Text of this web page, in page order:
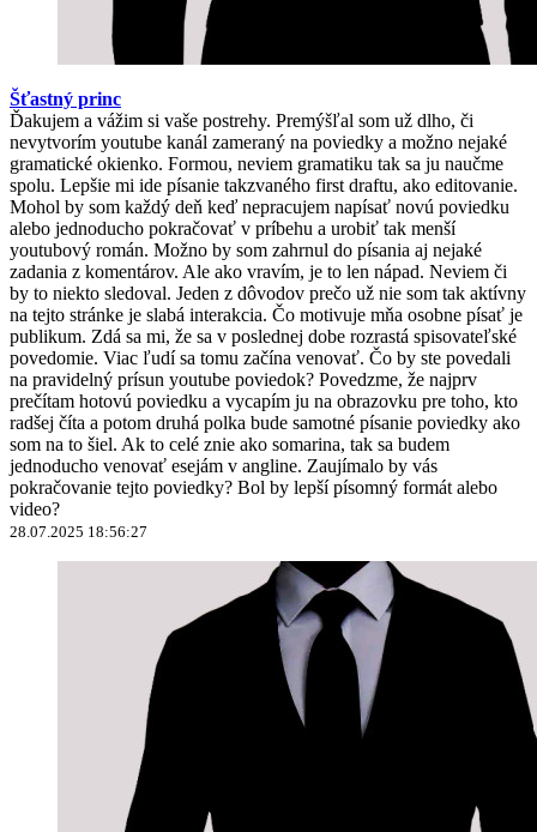
Šťastný princ
Ďakujem a vážim si vaše postrehy. Premýšľal som už dlho, či
nevytvorím youtube kanál zameraný na poviedky a možno nejaké
gramatické okienko. Formou, neviem gramatiku tak sa ju naučme
spolu. Lepšie mi ide písanie takzvaného first draftu, ako editovanie.
Mohol by som každý deň keď nepracujem napísať novú poviedku
alebo jednoducho pokračovať v príbehu a urobiť tak menší
youtubový román. Možno by som zahrnul do písania aj nejaké
zadania z komentárov. Ale ako vravím, je to len nápad. Neviem či
by to niekto sledoval. Jeden z dôvodov prečo už nie som tak aktívny
na tejto stránke je slabá interakcia. Čo motivuje mňa osobne písať je
publikum. Zdá sa mi, že sa v poslednej dobe rozrastá spisovateľské
povedomie. Viac ľudí sa tomu začína venovať. Čo by ste povedali
na pravidelný prísun youtube poviedok? Povedzme, že najprv
prečítam hotovú poviedku a vycapím ju na obrazovku pre toho, kto
radšej číta a potom druhá polka bude samotné písanie poviedky ako
som na to šiel. Ak to celé znie ako somarina, tak sa budem
jednoducho venovať esejám v angline. Zaujímalo by vás
pokračovanie tejto poviedky? Bol by lepší písomný formát alebo
video?
28.07.2025 18:56:27